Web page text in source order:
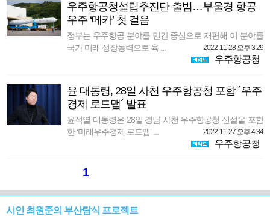
우주항공청설립추진단 출범…부울경 항공
우주 ‘메카’ 첫 걸음
정부는 우주항공 분야를 민간 중심으로 재편해 이 분야를
국가 미래 성장동력으로 육 ...
2022-11-28 오후 3:29
우주항공청
윤 대통령, 28일 사천 우주항공청 포함 ´우주
경제 로드맵´ 발표
윤석열 대통령은 28일 경남 사천 우주항공청 신설을 포함
한 ‘미래우주경제 로드맵’ ...
2022-11-27 오후 4:34
우주항공청
1
시인 최원준의 부산탐식 프로젝트